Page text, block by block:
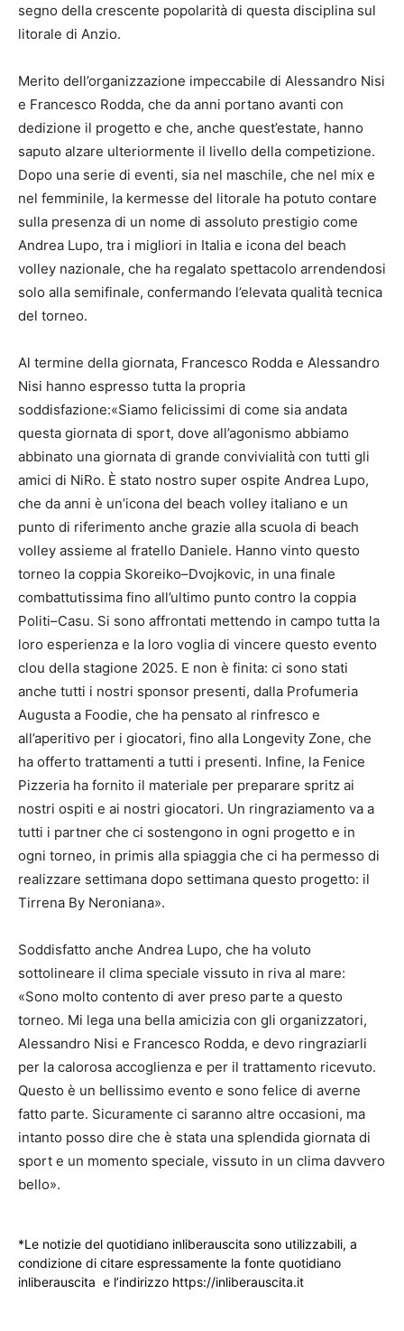
segno della crescente popolarità di questa disciplina sul
litorale di Anzio.
Merito dell’organizzazione impeccabile di Alessandro Nisi
e Francesco Rodda, che da anni portano avanti con
dedizione il progetto e che, anche quest’estate, hanno
saputo alzare ulteriormente il livello della competizione.
Dopo una serie di eventi, sia nel maschile, che nel mix e
nel femminile, la kermesse del litorale ha potuto contare
sulla presenza di un nome di assoluto prestigio come
Andrea Lupo, tra i migliori in Italia e icona del beach
volley nazionale, che ha regalato spettacolo arrendendosi
solo alla semifinale, confermando l’elevata qualità tecnica
del torneo.
Al termine della giornata, Francesco Rodda e Alessandro
Nisi hanno espresso tutta la propria
soddisfazione:«Siamo felicissimi di come sia andata
questa giornata di sport, dove all’agonismo abbiamo
abbinato una giornata di grande convivialità con tutti gli
amici di NiRo. È stato nostro super ospite Andrea Lupo,
che da anni è un’icona del beach volley italiano e un
punto di riferimento anche grazie alla scuola di beach
volley assieme al fratello Daniele. Hanno vinto questo
torneo la coppia Skoreiko–Dvojkovic, in una finale
combattutissima fino all’ultimo punto contro la coppia
Politi–Casu. Si sono affrontati mettendo in campo tutta la
loro esperienza e la loro voglia di vincere questo evento
clou della stagione 2025. E non è finita: ci sono stati
anche tutti i nostri sponsor presenti, dalla Profumeria
Augusta a Foodie, che ha pensato al rinfresco e
all’aperitivo per i giocatori, fino alla Longevity Zone, che
ha offerto trattamenti a tutti i presenti. Infine, la Fenice
Pizzeria ha fornito il materiale per preparare spritz ai
nostri ospiti e ai nostri giocatori. Un ringraziamento va a
tutti i partner che ci sostengono in ogni progetto e in
ogni torneo, in primis alla spiaggia che ci ha permesso di
realizzare settimana dopo settimana questo progetto: il
Tirrena By Neroniana».
Soddisfatto anche Andrea Lupo, che ha voluto
sottolineare il clima speciale vissuto in riva al mare:
«Sono molto contento di aver preso parte a questo
torneo. Mi lega una bella amicizia con gli organizzatori,
Alessandro Nisi e Francesco Rodda, e devo ringraziarli
per la calorosa accoglienza e per il trattamento ricevuto.
Questo è un bellissimo evento e sono felice di averne
fatto parte. Sicuramente ci saranno altre occasioni, ma
intanto posso dire che è stata una splendida giornata di
sport e un momento speciale, vissuto in un clima davvero
bello».
*Le notizie del quotidiano inliberauscita sono utilizzabili, a
condizione di citare espressamente la fonte quotidiano
inliberauscita e l’indirizzo https://inliberauscita.it